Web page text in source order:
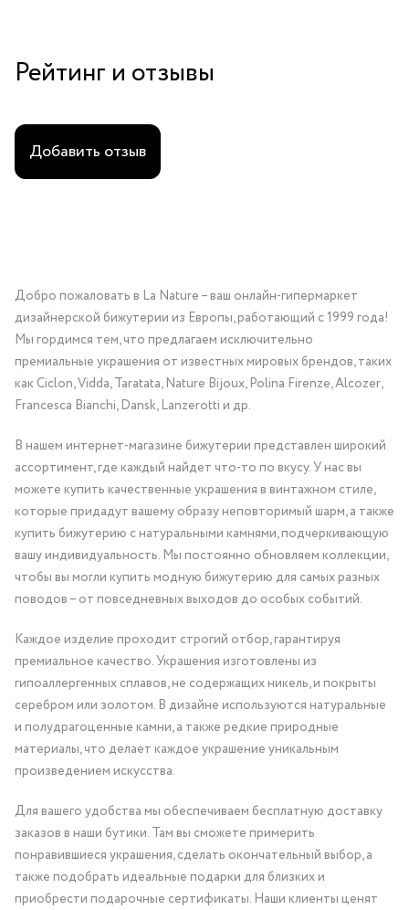
Рейтинг и отзывы
Добавить отзыв
Добро пожаловать в La Nature – ваш онлайн-гипермаркет
дизайнерской бижутерии из Европы, работающий с 1999 года!
Мы гордимся тем, что предлагаем исключительно
премиальные украшения от известных мировых брендов, таких
как Ciclon, Vidda, Taratata, Nature Bijoux, Polina Firenze, Alcozer,
Francesca Bianchi, Dansk, Lanzerotti и др.
В нашем интернет-магазине бижутерии представлен широкий
ассортимент, где каждый найдет что-то по вкусу. У нас вы
можете купить качественные украшения в винтажном стиле,
которые придадут вашему образу неповторимый шарм, а также
купить бижутерию с натуральными камнями, подчеркивающую
вашу индивидуальность. Мы постоянно обновляем коллекции,
чтобы вы могли купить модную бижутерию для самых разных
поводов – от повседневных выходов до особых событий.
Каждое изделие проходит строгий отбор, гарантируя
премиальное качество. Украшения изготовлены из
гипоаллергенных сплавов, не содержащих никель, и покрыты
серебром или золотом. В дизайне используются натуральные
и полудрагоценные камни, а также редкие природные
материалы, что делает каждое украшение уникальным
произведением искусства.
Для вашего удобства мы обеспечиваем бесплатную доставку
заказов в наши бутики. Там вы сможете примерить
понравившиеся украшения, сделать окончательный выбор, а
также подобрать идеальные подарки для близких и
приобрести подарочные сертификаты. Наши клиенты ценят